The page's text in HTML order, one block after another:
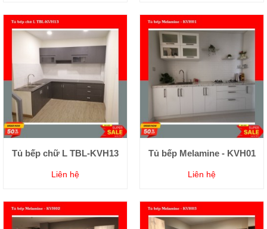
Tủ bếp chữ L TBL-KVH13
Liên hệ
Tủ bếp Melamine - KVH01
Liên hệ